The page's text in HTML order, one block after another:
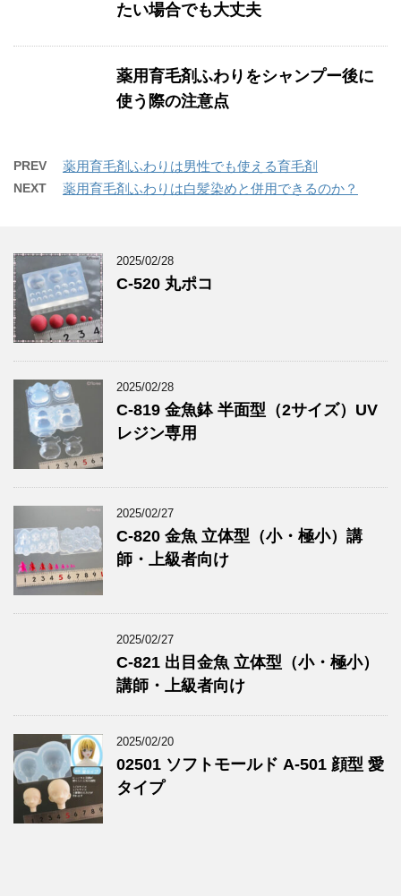
たい場合でも大丈夫
薬用育毛剤ふわりをシャンプー後に
使う際の注意点
PREV 薬用育毛剤ふわりは男性でも使える育毛剤
NEXT 薬用育毛剤ふわりは白髪染めと併用できるのか？
2025/02/28
C-520 丸ポコ
2025/02/28
C-819 金魚鉢 半面型（2サイズ）UV
レジン専用
2025/02/27
C-820 金魚 立体型（小・極小）講
師・上級者向け
2025/02/27
C-821 出目金魚 立体型（小・極小）
講師・上級者向け
2025/02/20
02501 ソフトモールド A-501 顔型 愛
タイプ